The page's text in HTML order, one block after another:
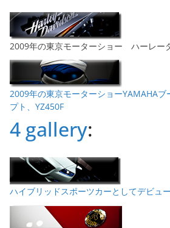
2009年の東京モーターショー ハーレー
2009年の東京モーターショーYAMAHAブ
プト、YZ450F
4 gallery:
ハイブリッドスポーツカーとしてデビュ